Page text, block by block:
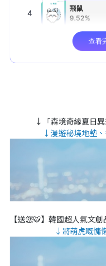
↓「森境奇緣夏日
↓漫遊秘境地墊
【送您🐯】韓國超人氣文
↓將萌虎嘅慵